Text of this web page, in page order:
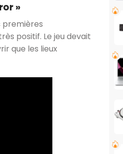
»
premières
positif. Le jeu devait
que les lieux